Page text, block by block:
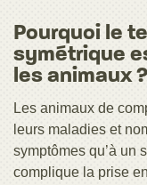
Pourquoi le
symétrique
les animaux ?
Les animaux de
leurs maladies et
symptômes qu’à un
complique la prise